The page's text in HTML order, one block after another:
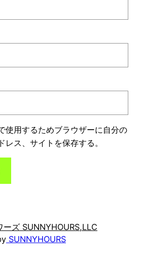
使用するためブラウザーに自分の
レス、サイトを保存する。
ズ SUNNYHOURS,LLC
SUNNYHOURS